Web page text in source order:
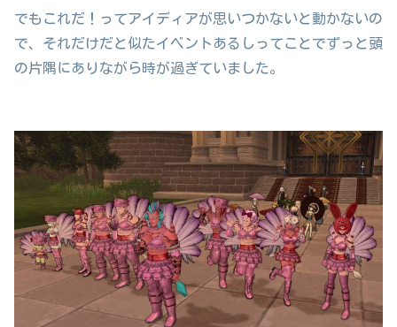
でもこれだ！ってアイディアが思いつかないと動かないの
で、それだけだと似たイベントあるしってことでずっと頭
の片隅にありながら時が過ぎていました。